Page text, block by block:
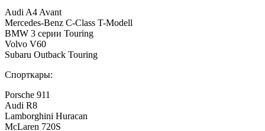
Audi A4 Avant
Mercedes-Benz C-Class T-Modell
BMW 3 серии Touring
Volvo V60
Subaru Outback Touring
Спорткары:
Porsche 911
Audi R8
Lamborghini Huracan
McLaren 720S